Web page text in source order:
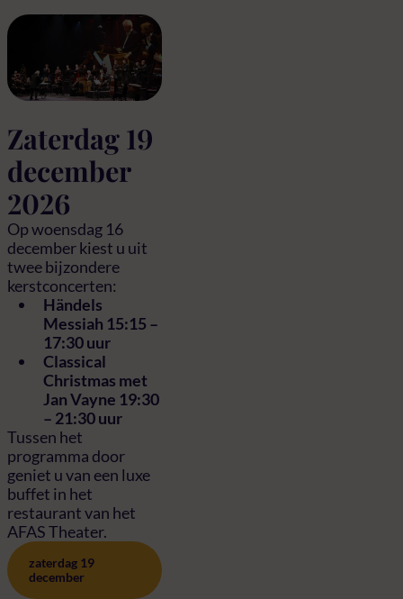
Zaterdag 19
december
2026
Op woensdag 16
december kiest u uit
twee bijzondere
kerstconcerten:
Händels
Messiah 15:15 –
17:30 uur
Classical
Christmas met
Jan Vayne 19:30
– 21:30 uur
Tussen het
programma door
geniet u van een luxe
buffet in het
restaurant van het
AFAS Theater.
zaterdag 19
december